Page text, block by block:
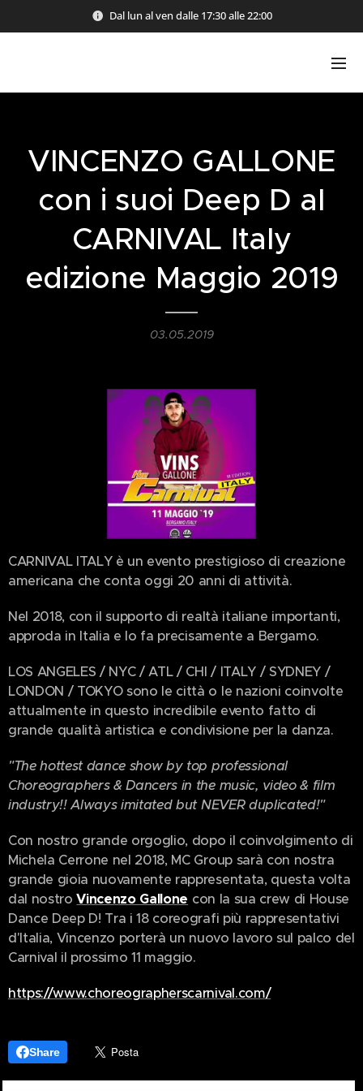
Dal lun al ven dalle 17:30 alle 22:00
VINCENZO GALLONE
con i suoi Deep D al
CARNIVAL Italy
edizione Maggio 2019
03.05.2019
CARNIVAL ITALY è un evento prestigioso di creazione
americana che conta oggi 20 anni di attività.
Nel 2018, con il supporto di realtà italiane importanti,
approda in Italia e lo fa precisamente a Bergamo.
LOS ANGELES / NYC / ATL / CHI / ITALY / SYDNEY /
LONDON / TOKYO sono le città o le nazioni coinvolte
attualmente in questo incredibile evento fatto di
grande qualità artistica e condivisione per la danza.
"The hottest dance show by top professional
Choreographers & Dancers in the music, ​video & film
industry!! Always imitated but NEVER duplicated!"
Con nostro grande orgoglio, dopo il coinvolgimento di
Michela Cerrone nel 2018, MC Group sarà con nostra
grande gioia nuovamente rappresentata, questa volta
dal nostroVincenzo Gallone con la sua crew di House
Dance Deep D! Tra i 18 coreografi più rappresentativi
d'Italia, Vincenzo porterà un nuovo lavoro sul palco del
Carnival il prossimo 11 maggio.
https://www.choreographerscarnival.com/
Share